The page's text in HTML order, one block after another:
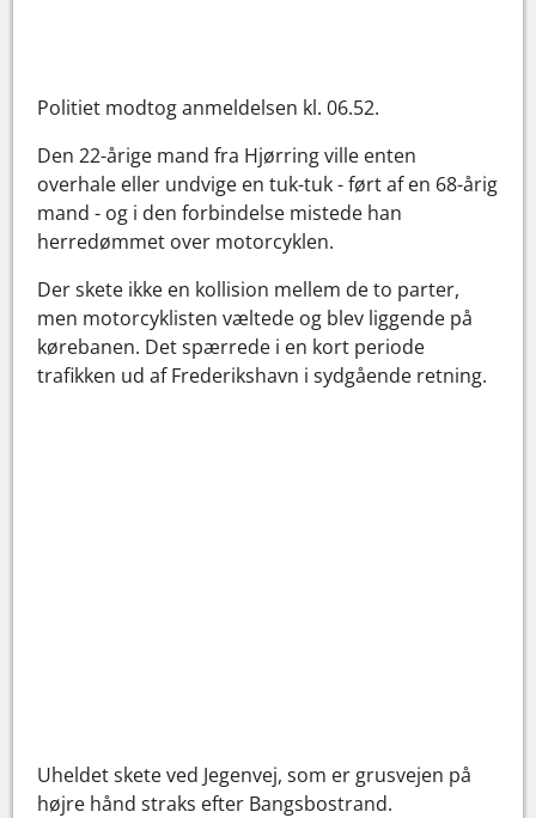
Politiet modtog anmeldelsen kl. 06.52.
Den 22-årige mand fra Hjørring ville enten
overhale eller undvige en tuk-tuk - ført af en 68-årig
mand - og i den forbindelse mistede han
herredømmet over motorcyklen.
Der skete ikke en kollision mellem de to parter,
men motorcyklisten væltede og blev liggende på
kørebanen. Det spærrede i en kort periode
trafikken ud af Frederikshavn i sydgående retning.
Uheldet skete ved Jegenvej, som er grusvejen på
højre hånd straks efter Bangsbostrand.